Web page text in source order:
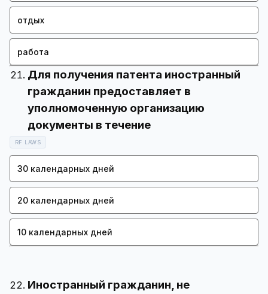
отдых
работа
Для получения патента иностранный
гражданин предоставляет в
уполномоченную организацию
RF LAWS
30 календарных дней
20 календарных дней
10 календарных дней
Иностранный гражданин, не